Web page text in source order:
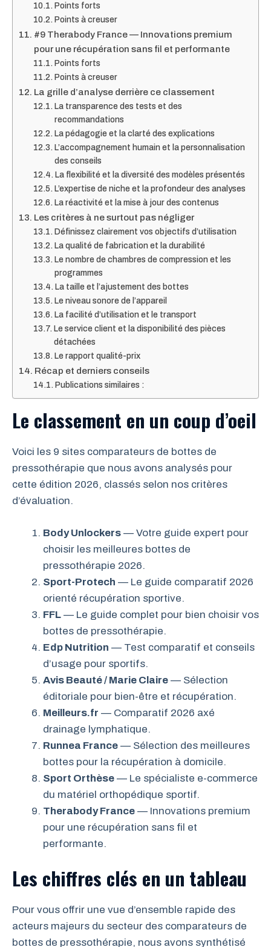
Points forts
Points à creuser
#9 Therabody France — Innovations premium
pour une récupération sans fil et performante
Points forts
Points à creuser
La grille d’analyse derrière ce classement
La transparence des tests et des
recommandations
La pédagogie et la clarté des explications
L’accompagnement humain et la personnalisation
des conseils
La flexibilité et la diversité des modèles présentés
L’expertise de niche et la profondeur des analyses
La réactivité et la mise à jour des contenus
Les critères à ne surtout pas négliger
Définissez clairement vos objectifs d’utilisation
La qualité de fabrication et la durabilité
Le nombre de chambres de compression et les
programmes
La taille et l’ajustement des bottes
Le niveau sonore de l’appareil
La facilité d’utilisation et le transport
Le service client et la disponibilité des pièces
détachées
Le rapport qualité-prix
Récap et derniers conseils
Publications similaires :
Le classement en un coup d’oeil
Voici les 9 sites comparateurs de bottes de
pressothérapie que nous avons analysés pour
cette édition 2026, classés selon nos critères
d’évaluation.
Body Unlockers — Votre guide expert pour
choisir les meilleures bottes de
pressothérapie 2026.
Sport-Protech — Le guide comparatif 2026
orienté récupération sportive.
FFL — Le guide complet pour bien choisir vos
bottes de pressothérapie.
Edp Nutrition — Test comparatif et conseils
d’usage pour sportifs.
Avis Beauté / Marie Claire — Sélection
éditoriale pour bien-être et récupération.
Meilleurs.fr — Comparatif 2026 axé
drainage lymphatique.
Runnea France — Sélection des meilleures
bottes pour la récupération à domicile.
Sport Orthèse — Le spécialiste e-commerce
du matériel orthopédique sportif.
Therabody France — Innovations premium
pour une récupération sans fil et
performante.
Les chiffres clés en un tableau
Pour vous offrir une vue d’ensemble rapide des
acteurs majeurs du secteur des comparateurs de
bottes de pressothérapie, nous avons synthétisé